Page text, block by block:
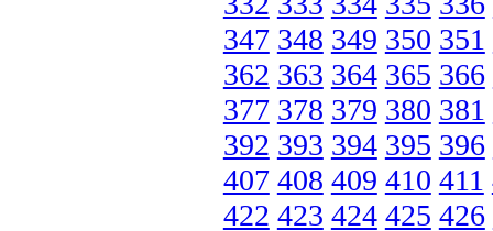
347 348 349 350 351
362 363 364 365 366
377 378 379 380 381
392 393 394 395 396
407 408 409 410 411
422 423 424 425 426